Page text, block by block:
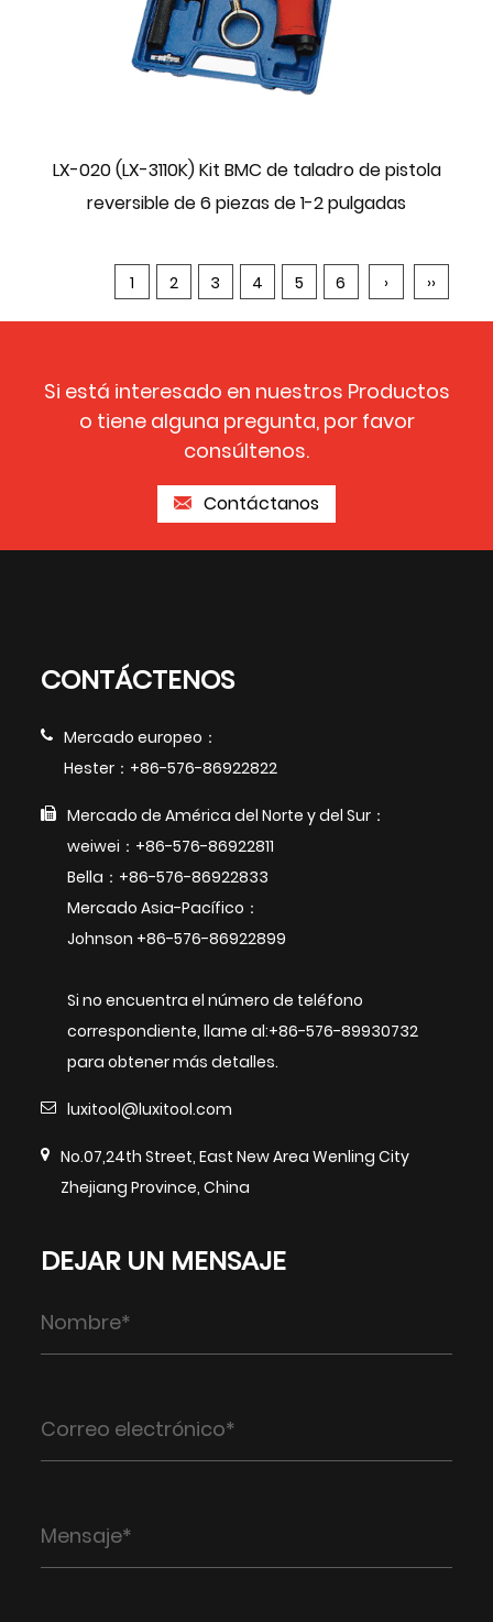
LX-020 (LX-3110K) Kit BMC de taladro de pistola
reversible de 6 piezas de 1-2 pulgadas
1 2 3 4 5 6 › ››
Si está interesado en nuestros Productos
o tiene alguna pregunta, por favor
consúltenos.
Contáctanos
CONTÁCTENOS
Mercado europeo：
Hester：+86-576-86922822
Mercado de América del Norte y del Sur：
weiwei：+86-576-86922811
Bella：+86-576-86922833
Mercado Asia-Pacífico：
Johnson +86-576-86922899
Si no encuentra el número de teléfono
correspondiente, llame al:+86-576-89930732
para obtener más detalles.
luxitool@luxitool.com
No.07,24th Street, East New Area Wenling City
Zhejiang Province, China
DEJAR UN MENSAJE